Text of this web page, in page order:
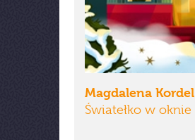
Magdalena Kordel
Światełko w oknie